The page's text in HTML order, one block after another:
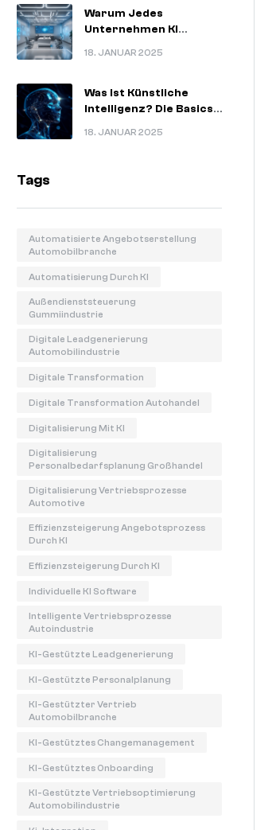
18. JANUAR 2025
Warum Jedes
Unternehmen KI
18. JANUAR 2025
Was Ist Künstliche
Intelligenz? Die Basics
Tags
Automatisierte Angebotserstellung
Automobilbranche
Automatisierung Durch KI
Außendienststeuerung
Gummiindustrie
Digitale Leadgenerierung
Automobilindustrie
Digitale Transformation
Digitale Transformation Autohandel
Digitalisierung Mit KI
Digitalisierung
Personalbedarfsplanung Großhandel
Digitalisierung Vertriebsprozesse
Automotive
Effizienzsteigerung Angebotsprozess
Durch KI
Effizienzsteigerung Durch KI
Individuelle KI Software
Intelligente Vertriebsprozesse
Autoindustrie
KI-Gestützte Leadgenerierung
KI-Gestützte Personalplanung
KI-Gestützter Vertrieb
Automobilbranche
KI-Gestütztes Changemanagement
KI-Gestütztes Onboarding
KI-Gestützte Vertriebsoptimierung
Automobilindustrie